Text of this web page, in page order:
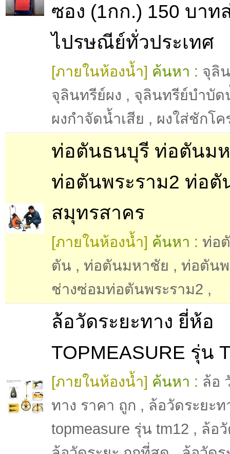
ซอง (1กก.) 150 บาท
ไปรษณีย์ทั่วประเทศ
[ภายในห้องน้ำ] ค้นหา : จุลิ
จุลินทรีย์ผง , จุลินทรีย์บำบัด
ผงกำจัดน้ำเสีย , ผงใส่ชักโค
ท่อตันธนบุรี ท่อตันม
ท่อตันพระราม2 ท่อตั
สมุทรสาคร
[ภายในห้องน้ำ] ค้นหา : ท่อ
ตัน , ท่อตันมหาชัย , ท่อตันพ
ช่างซ่อมท่อตันพระราม2 ,
ล้อวัดระยะทาง ยี่ห้อ
TOPMEASURE รุ่น
[ภายในห้องน้ำ] ค้นหา : ล้อ
ทาง ราคา ถูก , ล้อวัดระยะท
topmeasure รุ่น tm12 , ล้อ